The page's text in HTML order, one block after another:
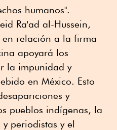
humanos".
Ra'ad al-Hussein,
relación a la firma
apoyará los
la impunidad y
en México. Esto
y
pueblos indígenas, la
periodistas y el